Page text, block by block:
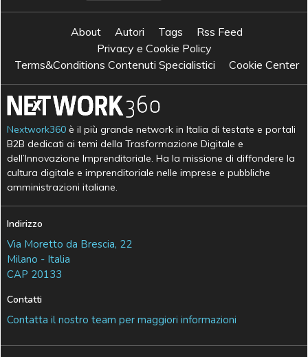
About Autori Tags
Rss Feed
Privacy e Cookie Policy
Terms&Conditions Contenuti Specialistici
Cookie Center
Nextwork360 è il più grande network in Italia di testate e portali
B2B dedicati ai temi della Trasformazione Digitale e
dell’Innovazione Imprenditoriale. Ha la missione di diffondere la
cultura digitale e imprenditoriale nelle imprese e pubbliche
amministrazioni italiane.
Indirizzo
Via Moretto da Brescia, 22
Milano - Italia
CAP 20133
Contatti
Contatta il nostro team per maggiori informazioni